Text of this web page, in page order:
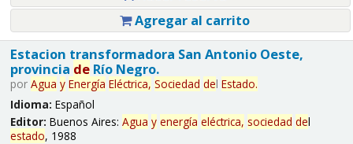
Agregar al carrito
Estacion transformadora San Antonio Oeste,
provincia deRío Negro.
por Agua y Energía Eléctrica, Sociedad del Estado.
Idioma: Español
Editor: Buenos Aires: Agua y energía eléctrica, sociedad del
estado, 1988